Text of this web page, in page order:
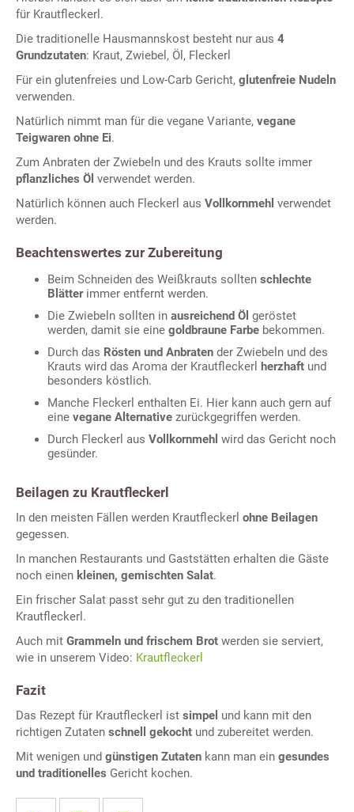
für Krautfleckerl.
Die traditionelle Hausmannskost besteht nur aus 4
Grundzutaten: Kraut, Zwiebel, Öl, Fleckerl
Für ein glutenfreies und Low-Carb Gericht, glutenfreie Nudeln
verwenden.
Natürlich nimmt man für die vegane Variante, vegane
Teigwaren ohne Ei.
Zum Anbraten der Zwiebeln und des Krauts sollte immer
pflanzliches Öl verwendet werden.
Natürlich können auch Fleckerl aus Vollkornmehl verwendet
werden.
Beachtenswertes zur Zubereitung
Beim Schneiden des Weißkrauts sollten schlechte
Blätterimmer entfernt werden.
Die Zwiebeln sollten in ausreichend Öl geröstet
werden, damit sie eine goldbraune Farbe bekommen.
Durch das Rösten und Anbraten der Zwiebeln und des
Krauts wird das Aroma der Krautfleckerl
herzhaft und
besonders köstlich.
Manche Fleckerl enthalten Ei. Hier kann auch gern auf
eine vegane Alternative zurückgegriffen werden.
Durch Fleckerl aus Vollkornmehl wird das Gericht noch
gesünder.
Beilagen zu Krautfleckerl
In den meisten Fällen werden Krautfleckerl ohne Beilagen
gegessen.
In manchen Restaurants und Gaststätten erhalten die Gäste
noch einen kleinen, gemischten Salat.
Ein frischer Salat passt sehr gut zu den traditionellen
Krautfleckerl.
Auch mit Grammeln und frischem Brot werden sie serviert,
wie in unserem Video: Krautfleckerl
Fazit
Das Rezept für Krautfleckerl ist simpel und kann mit den
richtigen Zutaten schnell gekocht und zubereitet werden.
Mit wenigen und günstigen Zutaten kann man ein gesundes
und traditionelles Gericht kochen.